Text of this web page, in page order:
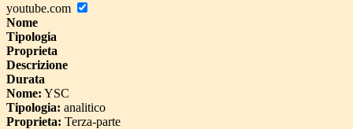
youtube.com
Nome
Tipologia
Proprieta
Descrizione
Durata
Nome: YSC
Tipologia: analitico
Proprieta: Terza-parte